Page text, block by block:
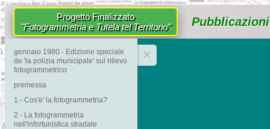
Progetto Finalizzato
"Fotogrammetria e Tutela tel Territorio"
Pubblicazioni
gennaio 1980 - Edizione speciale
de 'la polizia municipale' sul rilievo
fotogrammetrico
premessa
1 - Cos'e' la fotogrammetria?
2 - La fotogrammetria
nell'infortunistica stradale